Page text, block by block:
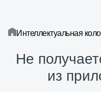
Интеллектуальная
Не
из